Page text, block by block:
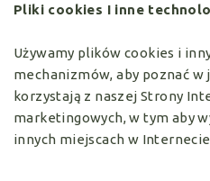
Pliki cookies I inne
Używamy plików cookies i
mechanizmów, aby poznać w
korzystają z naszej Strony
marketingowych, w tym aby
innych miejscach w